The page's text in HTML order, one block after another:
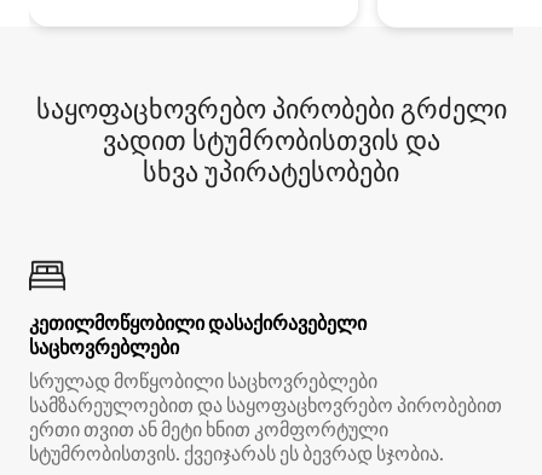
საყოფაცხოვრებო პირობები გრძელი
ვადით სტუმრობისთვის და
სხვა უპირატესობები
კეთილმოწყობილი დასაქირავებელი
საცხოვრებლები
სრულად მოწყობილი საცხოვრებლები
სამზარეულოებით და საყოფაცხოვრებო პირობებით
ერთი თვით ან მეტი ხნით კომფორტული
სტუმრობისთვის. ქვეიჯარას ეს ბევრად სჯობია.